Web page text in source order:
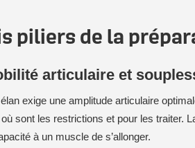
piliers de la
articulaire et
exige une amplitude articulaire
sont les restrictions et pour les traiter.
à un muscle de s’allonger.